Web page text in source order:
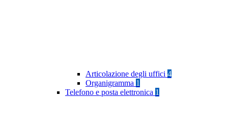
Articolazione degli uffici 4
Organigramma 1
Telefono e posta elettronica 1